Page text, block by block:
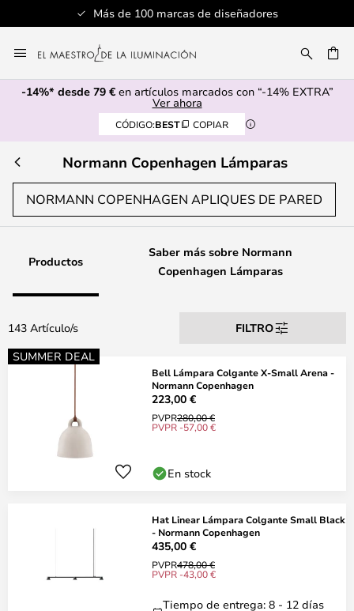
Servicio al cliente profesional
al
contenido
-14%* desde 79 €en artículos marcados con “-14% EXTRA”
Ver ahora
CÓDIGO:BEST COPIAR
Normann Copenhagen Lámparas
NORMANN COPENHAGEN APLIQUES DE PARED
Productos
Saber más sobre Normann
Copenhagen Lámparas
143 Artículo/s
FILTRO
SUMMER DEAL
Bell Lámpara Colgante X-Small Arena -
Normann Copenhagen
223,00 €
PVPR280,00 €
PVPR -57,00 €
En stock
Hat Linear Lámpara Colgante Small Black
- Normann Copenhagen
435,00 €
PVPR478,00 €
PVPR -43,00 €
Tiempo de entrega: 8 - 12 días